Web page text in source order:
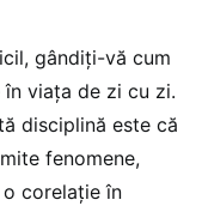
gândiți-vă cum
viața de zi cu zi.
disciplină este că
fenomene,
corelație în